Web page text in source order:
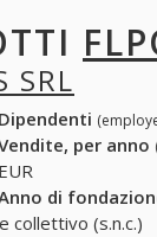
SRL
Dipendenti
per anno
EUR
di
collettivo (s.n.c.)